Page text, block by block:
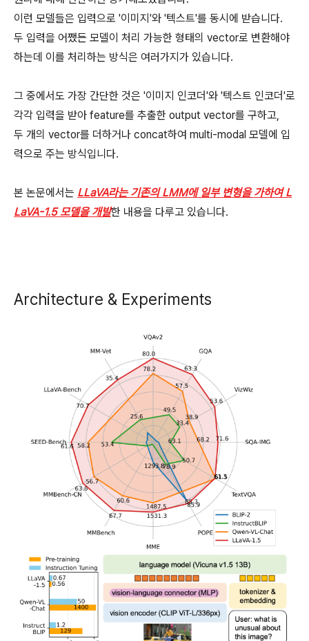
이런 모델들은 입력으로 '이미지'와 '텍스트'를 동시에 받습니다.
두 입력을 어쨌든 모델이 처리 가능한 형태의 vector로 변환해야
하는데 이를 처리하는 방식은 여러가지가 있습니다.
그 중에서도 가장 간단한 것은 '이미지 인코더'와 '텍스트 인코더'로
각각 입력을 받아 feature를 추출한 output vector를 구하고,
두 개의 vector를 더하거나 concat하여 multi-modal 모델에 입
력으로 주는 방식입니다.
본 논문에서는 LLaVA라는 기존의 LMM에 일부 변형을 가하여 L
LaVA-1.5 모델을 개발한 내용을 다루고 있습니다.
Architecture & Experiments